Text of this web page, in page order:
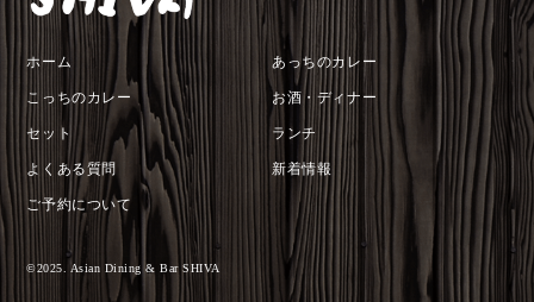
ホーム あっちのカレー
こっちのカレー お酒・ディナー
セット ランチ
よくある質問 新着情報
ご予約について
©︎2025. Asian Dining & Bar SHIVA